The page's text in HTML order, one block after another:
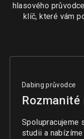
hlasového
klíč, které vám
Dabing průvodce
Spolupracujeme
studii a